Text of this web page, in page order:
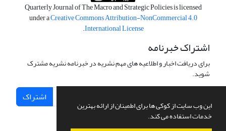
این وب سایت از کوکی ها برای اطمینان از ارائه بهترین
خدمات استفاده می کند.
Quarterly Journal of The Macro and Strategic Policies is licensed
under aCreative Commons Attribution-NonCommercial 4.0
International License
.
اشتراک خبرنامه
برای دریافت اخبار و اطلاعیه های مهم نشریه در خبرنامه نشریه مشترک
شوید.
اشتراک